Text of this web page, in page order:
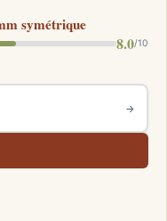
symétrique
8.0/10
→